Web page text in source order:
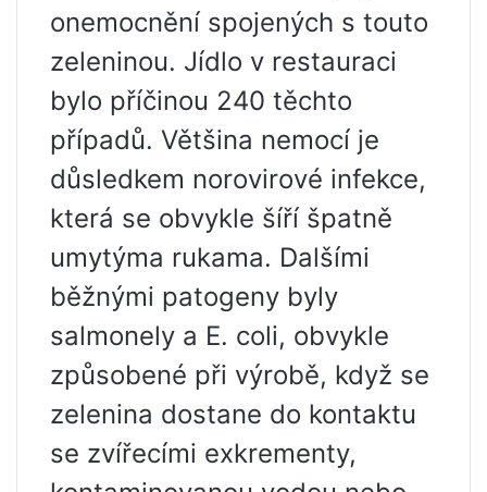
onemocnění spojených s touto
zeleninou. Jídlo v restauraci
bylo příčinou 240 těchto
případů. Většina nemocí je
důsledkem norovirové infekce,
která se obvykle šíří špatně
umytýma rukama. Dalšími
běžnými patogeny byly
salmonely a E. coli, obvykle
způsobené při výrobě, když se
zelenina dostane do kontaktu
se zvířecími exkrementy,